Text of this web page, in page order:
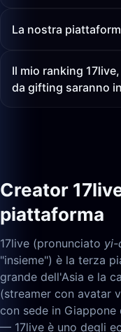
La nostra
Il mio ranking
da gifting saranno
Creator
piattaforma
17live (pronunciato yi-
"insieme") è la terza
grande dell'Asia e la
(streamer con avatar
con sede in Giappone
— 17live è uno degli